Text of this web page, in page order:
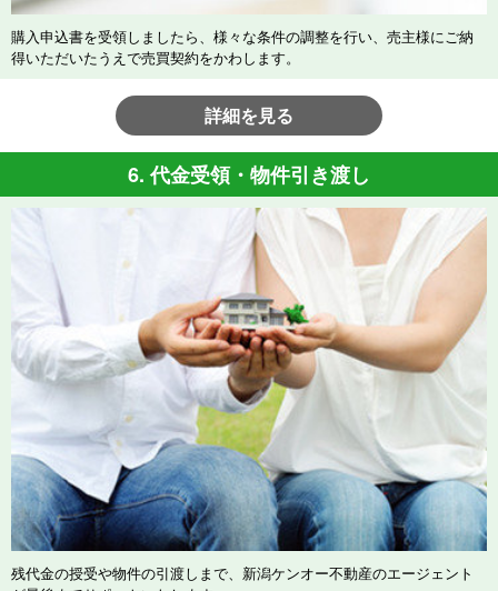
購入申込書を受領しましたら、様々な条件の調整を行い、売主様にご納
得いただいたうえで売買契約をかわします。
詳細を見る
6. 代金受領・物件引き渡し
残代金の授受や物件の引渡しまで、新潟ケンオー不動産のエージェント